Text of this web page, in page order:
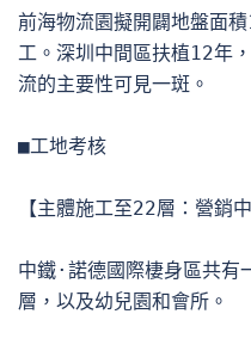
前海物流園擬開闢地盤面
工。深圳中間區扶植12年
流的主要性可見一斑。
■工地考核
【主體施工至22層：營銷
中鐵·諾德國際棲身區共有
層，以及幼兒園和會所。